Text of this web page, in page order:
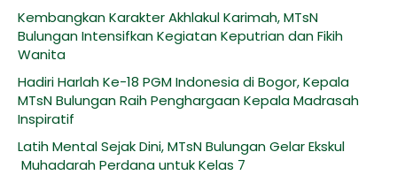
Kembangkan Karakter Akhlakul Karimah, MTsN
Bulungan Intensifkan Kegiatan Keputrian dan Fikih
Wanita
Hadiri Harlah Ke-18 PGM Indonesia di Bogor, Kepala
MTsN Bulungan Raih Penghargaan Kepala Madrasah
Inspiratif
Latih Mental Sejak Dini, MTsN Bulungan Gelar Ekskul
Muhadarah Perdana untuk Kelas 7